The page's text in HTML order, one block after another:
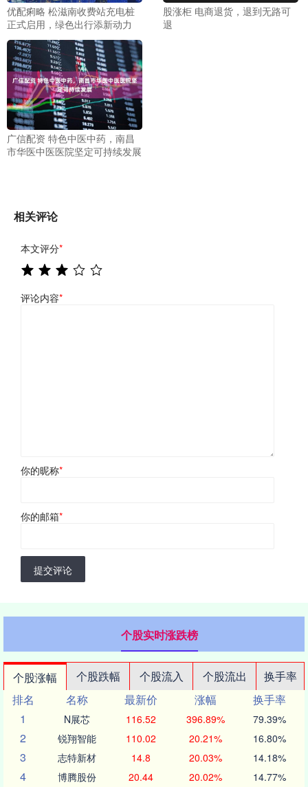
优配痢略 松滋南收费站充电桩
正式启用，绿色出行添新动力
股涨柜 电商退货，退到无路可
退
广信配资 特色中医中药，南昌
市华医中医医院坚定可持续发展
相关评论
本文评分*
评论内容*
你的昵称*
你的邮箱*
提交评论
个股实时涨跌榜
个股涨幅 个股跌幅 个股流入 个股流出
换手率
排名
名称 最新价 涨幅
换手率
1
N展芯 116.52 396.89% 79.39%
2 锐翔智能 110.02 20.21% 16.80%
3 志特新材 14.8 20.03% 14.18%
4 博腾股份 20.44 20.02% 14.77%